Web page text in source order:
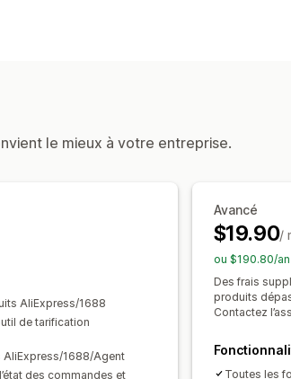
le mieux à votre entreprise.
AliExpress/1688
de tarification
1688/Agent
des commandes et
Avancé
$19.90/
ou $190.80/
Des frais
produits
Contactez
Toutes les